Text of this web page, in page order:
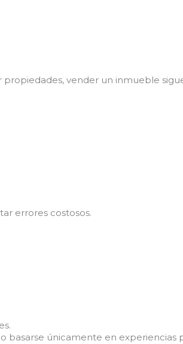
vender un inmueble
errores costosos.
basarse únicamente en experiencias